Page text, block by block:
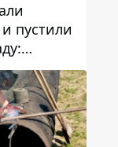
пустили
в небо
дыма